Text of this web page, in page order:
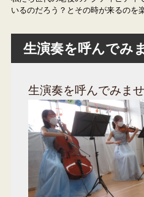
いるのだろう？とその時が来るのを
生演奏を呼んでみ
生演奏を呼んでみま